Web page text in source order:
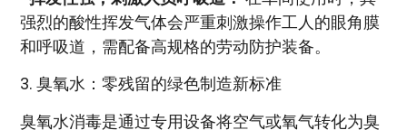
强烈的酸性挥发气体会严重刺激操作工人的眼角膜
和呼吸道，需配备高规格的劳动防护装备。
3. 臭氧水：零残留的绿色制造新标准
臭氧水消毒是通过专用设备将空气或氧气转化为臭